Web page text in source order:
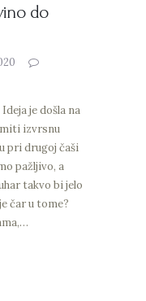
do
je došla na
izvrsnu
pri drugoj čaši
pažljivo, a
takvo bi jelo
čar u tome?